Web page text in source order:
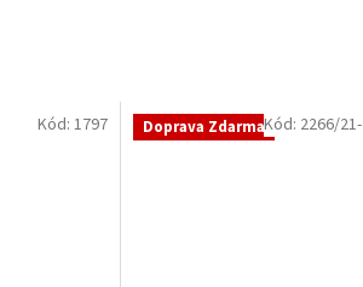
Kód: 1797 Doprava ZdarmaKód: 2266/21-